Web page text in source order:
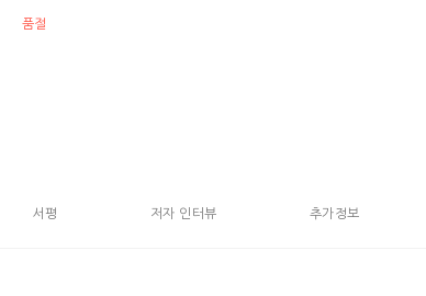
품절
서평 저자 인터뷰 추가정보